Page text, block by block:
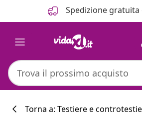
Spedizione gratuita
Torna a: Testiere e